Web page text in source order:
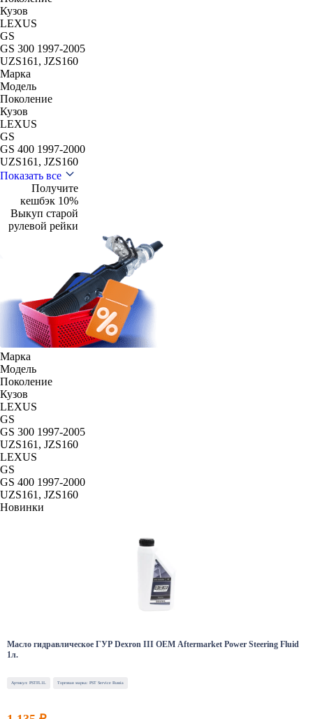
Кузов
LEXUS
GS
GS 300 1997-2005
UZS161, JZS160
Марка
Модель
Поколение
Кузов
LEXUS
GS
GS 400 1997-2000
UZS161, JZS160
Показать все
Получите
кешбэк 10%
Выкуп старой
рулевой рейки
Марка
Модель
Поколение
Кузов
LEXUS
GS
GS 300 1997-2005
UZS161, JZS160
LEXUS
GS
GS 400 1997-2000
UZS161, JZS160
Новинки
Масло гидравлическое ГУР Dexron III OEM Aftermarket Power Steering Fluid
1л.
Артикул: PSTFL1L Торговая марка: PST Service Russia